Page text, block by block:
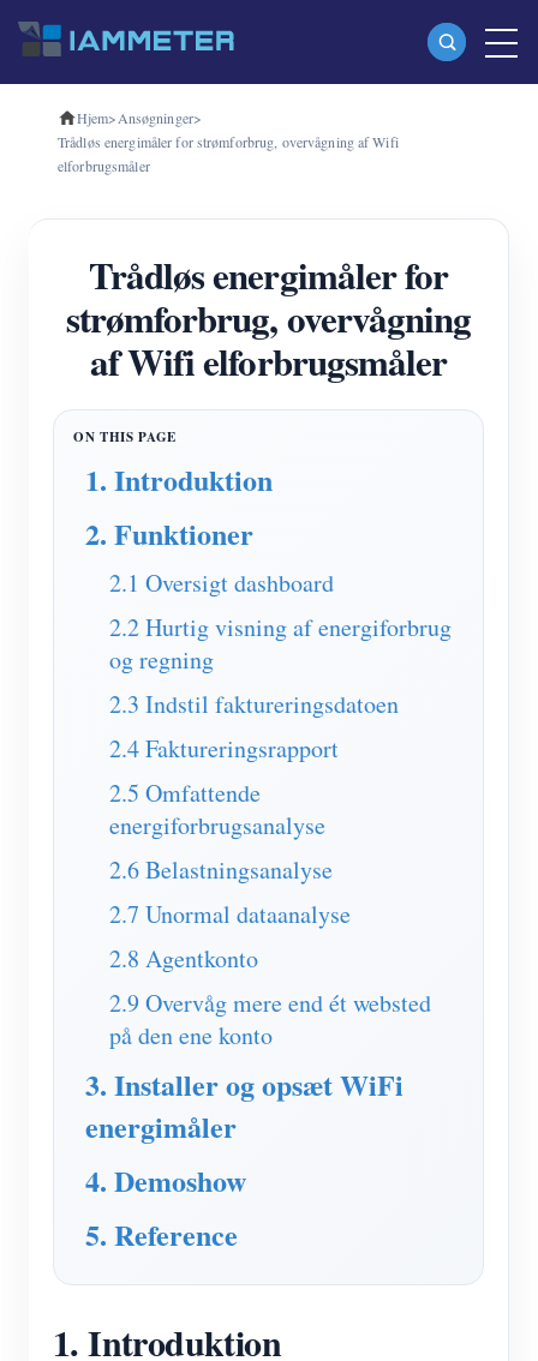
Produkter
Trefaset Wi-Fi-energimåler (WEM3080T)
Trefaset Wi-Fi energimåler (WEM3046T)
Trefaset Wi-Fi-energimåler (WEM3050T)
WiFi Power Controller
IAMMETER Cloud Pro
IAMMETER Simulator
Virtuel måler
Energiprognose og -simuleringssystem
Ansøgninger
Solar PV System Energimonitor
Overvågning af elforbrug
PV-varmestyringssystem
Home Automation
Fabrikkens energiovervågning
butik
Ressourcer
Produkt lynstart
Dokument
Tutorial video
FAQ
Nyheder
Fællesskab
Udvikler
Om os
Hjem>Ansøgninger>
Trådløs energimåler for strømforbrug, overvågning af Wifi
elforbrugsmåler
Trådløs energimåler for
strømforbrug, overvågning
af Wifi elforbrugsmåler
1. Introduktion
2. Funktioner
2.1 Oversigt dashboard
2.2 Hurtig visning af energiforbrug
og regning
2.3 Indstil faktureringsdatoen
2.4 Faktureringsrapport
2.5 Omfattende
energiforbrugsanalyse
2.6 Belastningsanalyse
2.7 Unormal dataanalyse
2.8 Agentkonto
2.9 Overvåg mere end ét websted
på den ene konto
3. Installer og opsæt WiFi
energimåler
4. Demoshow
5. Reference
1. Introduktion